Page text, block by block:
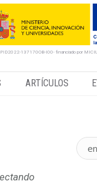
PID2022-137170OB-I00- financiado por
ARTÍCULOS